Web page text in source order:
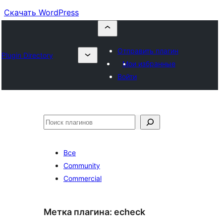
Скачать WordPress
Plugin Directory
Отправить плагин
Мои избранные
Войти
Поиск
Все
Community
Commercial
Метка плагина: echeck